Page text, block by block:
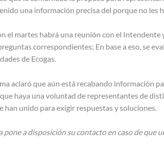
una información precisa del porque no les
el martes habrá una reunión con el
correspondientes; En base a eso, se
de Ecogas.
aclaró que aún está recabando información
haya una voluntad de representantes de
han unido para exigir respuestas y soluciones.
pone a disposición su contacto en caso de que